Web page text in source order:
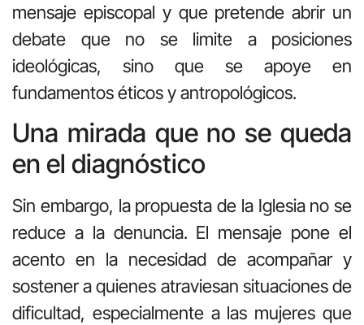
mensaje episcopal y que pretende abrir un
debate que no se limite a posiciones
ideológicas, sino que se apoye en
fundamentos éticos y antropológicos.
Una mirada que no se queda
en el diagnóstico
Sin embargo, la propuesta de la Iglesia no se
reduce a la denuncia. El mensaje pone el
acento en la necesidad de acompañar y
sostener a quienes atraviesan situaciones de
dificultad, especialmente a las mujeres que